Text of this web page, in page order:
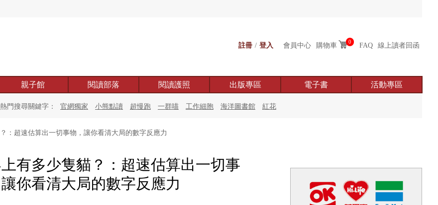
註冊 / 登入 會員中心 購物車 0 FAQ 線上讀者回函
親子館 閱讀部落 閱讀護照 出版專區 電子書 活動專區
熱門搜尋關鍵字： 官網獨家 小熊點讀 超慢跑 一群喵 工作細胞 海洋圖書館 紅花
：超速估算出一切事物，讓你看清大局的數字反應力
有多少隻貓？：超速估算出一切事
你看清大局的數字反應力